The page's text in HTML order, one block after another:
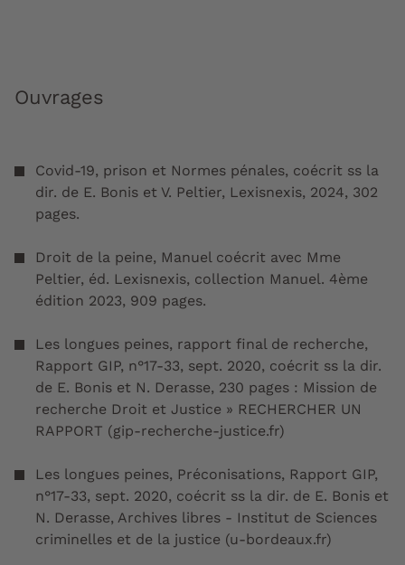
Ouvrages
Covid-19, prison et Normes pénales, coécrit ss la
dir. de E. Bonis et V. Peltier, Lexisnexis, 2024, 302
pages.
Droit de la peine, Manuel coécrit avec Mme
Peltier, éd. Lexisnexis, collection Manuel. 4ème
édition 2023, 909 pages.
Les longues peines, rapport final de recherche,
Rapport GIP, n°17-33, sept. 2020, coécrit ss la dir.
de E. Bonis et N. Derasse, 230 pages : Mission de
recherche Droit et Justice » RECHERCHER UN
RAPPORT (gip-recherche-justice.fr)
Les longues peines, Préconisations, Rapport GIP,
n°17-33, sept. 2020, coécrit ss la dir. de E. Bonis et
N. Derasse, Archives libres - Institut de Sciences
criminelles et de la justice (u-bordeaux.fr)